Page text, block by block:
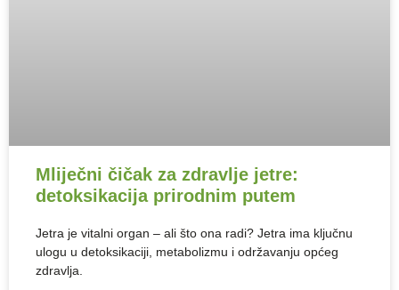
Mliječni čičak za zdravlje jetre:
detoksikacija prirodnim putem
Jetra je vitalni organ – ali što ona radi? Jetra ima ključnu
ulogu u detoksikaciji, metabolizmu i održavanju općeg
zdravlja.